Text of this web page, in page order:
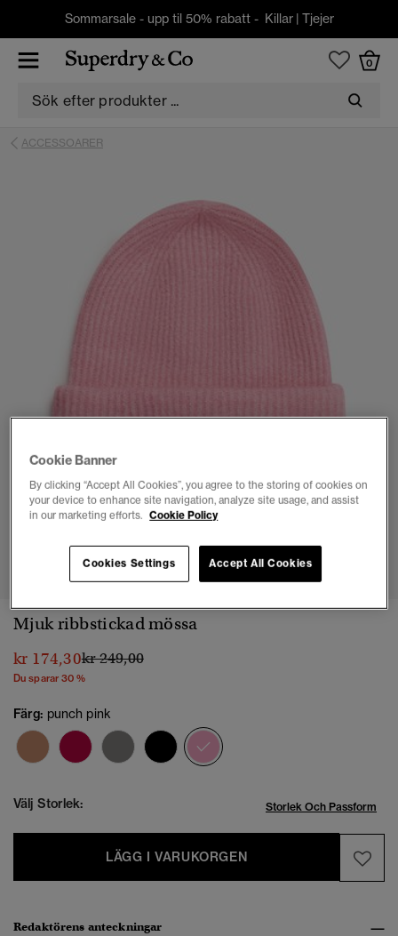
Sommarsale - upp til 50% rabatt - Killar| Tjejer
0
ACCESSOARER
1 2 3
Mjuk ribbstickad mössa
kr 174,30Pris reducerat från
kr 249,00till
Du sparar 30 %
Färg: punch pink
Välj Storlek: Storlek Och Passform
LÄGG I VARUKORGEN
Redaktörens anteckningar
Cookie Banner
By clicking “Accept All Cookies”, you agree to the storing of cookies on
your device to enhance site navigation, analyze site usage, and assist
in our marketing efforts. Cookie Policy
Accept All Cookies
Cookies Settings